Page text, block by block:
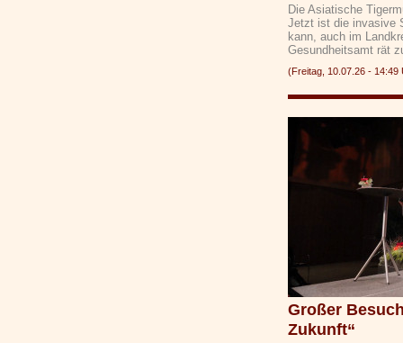
Die Asiatische
Jetzt ist die invasive
kann, auch im
Gesundheitsamt rät
(Freitag, 10.07.26 -
Großer
Zukunft“